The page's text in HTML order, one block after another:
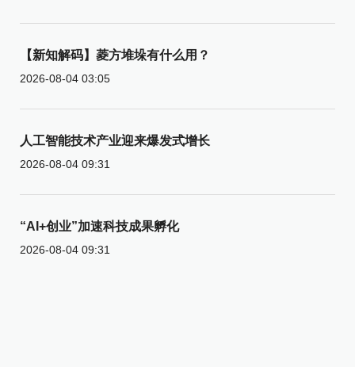
【新知解码】菱方堆垛有什么用？
2026-08-04 03:05
人工智能技术产业迎来爆发式增长
2026-08-04 09:31
“AI+创业”加速科技成果孵化
2026-08-04 09:31